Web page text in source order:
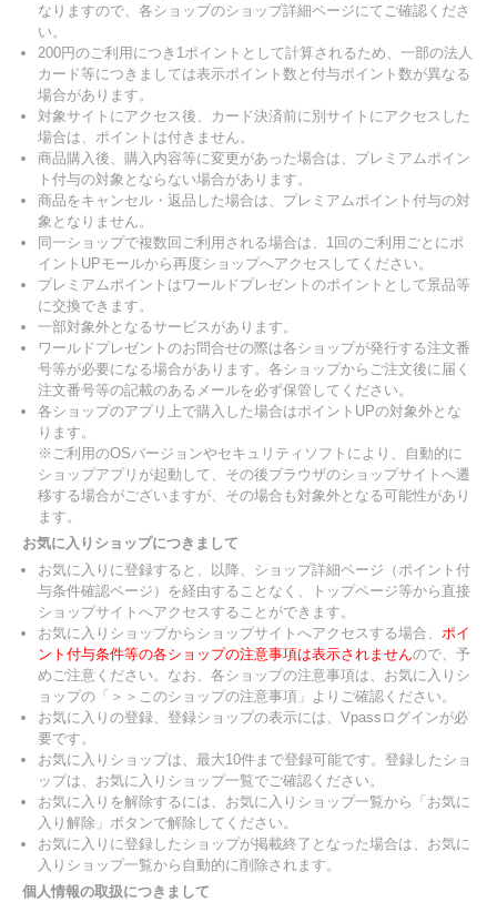
なりますので、各ショップのショップ詳細ページにてご確認くださ
い。
200円のご利用につき1ポイントとして計算されるため、一部の法人
カード等につきましては表示ポイント数と付与ポイント数が異なる
場合があります。
対象サイトにアクセス後、カード決済前に別サイトにアクセスした
場合は、ポイントは付きません。
商品購入後、購入内容等に変更があった場合は、プレミアムポイン
ト付与の対象とならない場合があります。
商品をキャンセル・返品した場合は、プレミアムポイント付与の対
象となりません。
同一ショップで複数回ご利用される場合は、1回のご利用ごとにポ
イントUPモールから再度ショップへアクセスしてください。
プレミアムポイントはワールドプレゼントのポイントとして景品等
に交換できます。
一部対象外となるサービスがあります。
ワールドプレゼントのお問合せの際は各ショップが発行する注文番
号等が必要になる場合があります。各ショップからご注文後に届く
注文番号等の記載のあるメールを必ず保管してください。
各ショップのアプリ上で購入した場合はポイントUPの対象外とな
ります。
※ご利用のOSバージョンやセキュリティソフトにより、自動的に
ショップアプリが起動して、その後ブラウザのショップサイトへ遷
移する場合がございますが、その場合も対象外となる可能性があり
ます。
お気に入りショップにつきまして
お気に入りに登録すると、以降、ショップ詳細ページ（ポイント付
与条件確認ページ）を経由することなく、トップページ等から直接
ショップサイトへアクセスすることができます。
お気に入りショップからショップサイトへアクセスする場合、 ポイ
ント付与条件等の各ショップの注意事項は表示されませんので、予
めご注意ください。なお、各ショップの注意事項は、お気に入りシ
ョップの「＞＞このショップの注意事項」よりご確認ください。
お気に入りの登録、登録ショップの表示には、Vpassログインが必
要です。
お気に入りショップは、最大10件まで登録可能です。登録したショ
ップは、お気に入りショップ一覧でご確認ください。
お気に入りを解除するには、お気に入りショップ一覧から「お気に
入り解除」ボタンで解除してください。
お気に入りに登録したショップが掲載終了となった場合は、お気に
入りショップ一覧から自動的に削除されます。
個人情報の取扱につきまして